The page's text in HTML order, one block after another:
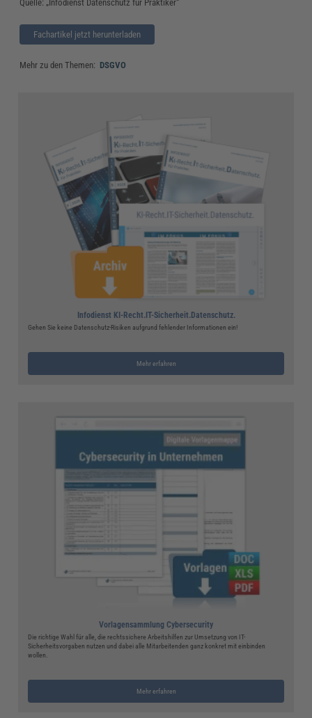
Quelle: „Infodienst Datenschutz für Praktiker“
Fachartikel jetzt herunterladen
Mehr zu den Themen: DSGVO
Infodienst KI-Recht.IT-Sicherheit.Datenschutz.
Gehen Sie keine Datenschutz-Risiken aufgrund fehlender Informationen ein!
Mehr erfahren
Vorlagensammlung Cybersecurity
Die richtige Wahl für alle, die rechtssichere Arbeitshilfen zur Umsetzung von IT-
Sicherheitsvorgaben nutzen und dabei alle Mitarbeitenden ganz konkret mit einbinden
wollen.
Mehr erfahren